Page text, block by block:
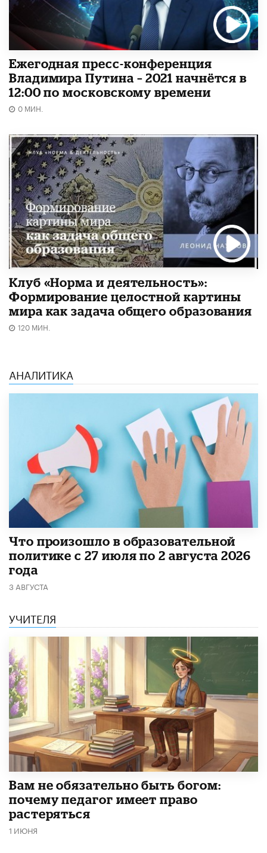
Ежегодная пресс-конференция
Владимира Путина – 2021 начнётся в
12:00 по московскому времени
0 МИН.
Клуб «Норма и деятельность»:
Формирование целостной картины
мира как задача общего образования
120 МИН.
АНАЛИТИКА
​Что произошло в образовательной
политике с 27 июля по 2 августа 2026
года
3 АВГУСТА
УЧИТЕЛЯ
​Вам не обязательно быть богом:
почему педагог имеет право
растеряться
1 ИЮНЯ